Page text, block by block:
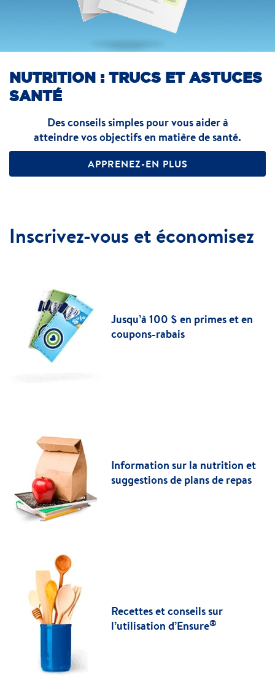
NUTRITION : TRUCS ET ASTUCES
SANTÉ
Des conseils simples pour vous aider à
atteindre vos objectifs en matière de santé.
APPRENEZ-EN PLUS
Inscrivez-vous et économisez
Jusqu’à 100 $ en primes et en
coupons-rabais
Information sur la nutrition et
suggestions de plans de repas
Recettes et conseils sur
l’utilisation d’Ensure®